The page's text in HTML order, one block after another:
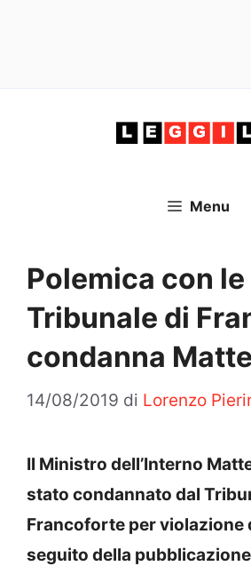
Menu
Polemica con le
Tribunale di
condanna
14/08/2019 di Lorenzo
Il Ministro dell’Interno
stato condannato dal
Francoforte per violazione
seguito della